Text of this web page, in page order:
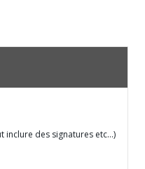
inclure des signatures etc…)